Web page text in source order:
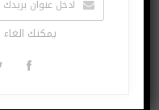
يمكنك